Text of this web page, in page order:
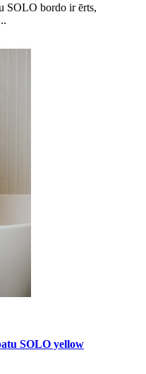
SOLO bordo ir ērts,
SOLO yellow